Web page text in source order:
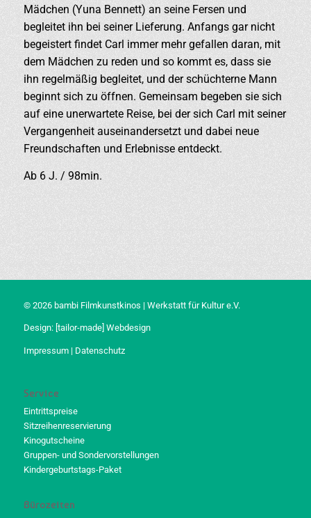
Mädchen (Yuna Bennett) an seine Fersen und
begleitet ihn bei seiner Lieferung. Anfangs gar nicht
begeistert findet Carl immer mehr gefallen daran, mit
dem Mädchen zu reden und so kommt es, dass sie
ihn regelmäßig begleitet, und der schüchterne Mann
beginnt sich zu öffnen. Gemeinsam begeben sie sich
auf eine unerwartete Reise, bei der sich Carl mit seiner
Vergangenheit auseinandersetzt und dabei neue
Freundschaften und Erlebnisse entdeckt.
Ab 6 J. / 98min.
© 2026 bambi Filmkunstkinos | Werkstatt für Kultur e.V.
Design: [tailor-made] Webdesign
Impressum| Datenschutz
Service
Eintrittspreise
Sitzreihenreservierung
Kinogutscheine
Gruppen- und Sondervorstellungen
Kindergeburtstags-Paket
Bürozeiten